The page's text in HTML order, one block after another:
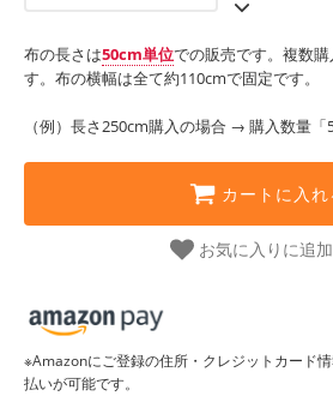
布の長さは50cm単位での販売です。複数
す。布の横幅は全て約110cmで固定です。
（例）長さ250cm購入の場合 → 購入数量「5
カートに入れ
お気に入りに追
※Amazonにご登録の住所・クレジットカード
払いが可能です。